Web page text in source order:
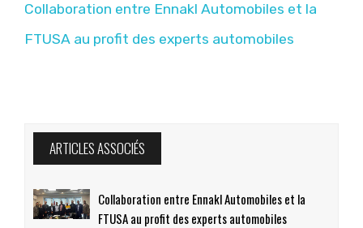
Collaboration entre Ennakl Automobiles et la
FTUSA au profit des experts automobiles
ARTICLES ASSOCIÉS
Collaboration entre Ennakl Automobiles et la
FTUSA au profit des experts automobiles